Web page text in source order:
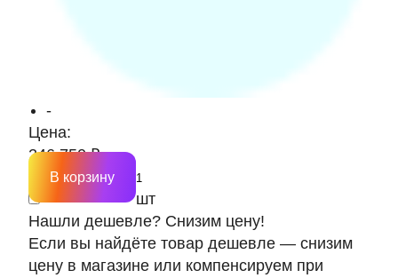
-
Цена:
246 750 ₽
шт
В корзину
Нашли дешевле? Снизим цену!
Если вы найдёте товар дешевле — снизим
цену в магазине или компенсируем при